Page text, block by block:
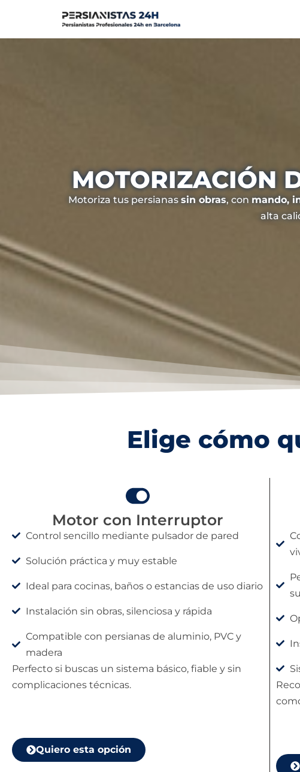
MOTORIZACIÓN
Motoriza tus persianas sin obras, con mando,
alta
Elige cómo
Motor con Interruptor
Control sencillo mediante pulsador de pared
Solución práctica y muy estable
Ideal para cocinas, baños o estancias de uso diario
Instalación sin obras, silenciosa y rápida
Compatible con persianas de aluminio, PVC y
madera
Perfecto si buscas un sistema básico, fiable y sin
complicaciones técnicas.
Quiero esta opción